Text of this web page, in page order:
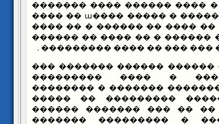
����� ��� ���� � ����
��� ����� �� ������� � ����� ����ա �� ����
����� �� ���� � �� ���� ��
�� ���� ������� ������ �
�� ������� � ��� ��� ��� ��
��� ����� ������ ������
������� ������� �
�������� � ����������
�� ������� ������
����� ����� � �� �� ���
������ �������� �